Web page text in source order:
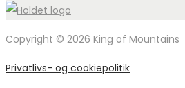
Copyright © 2026 King of Mountains
Privatlivs- og cookiepolitik